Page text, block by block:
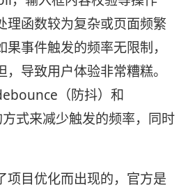
理函数较为复杂或页面频繁
事件触发的频率无限制，
导致用户体验非常糟糕。
（防抖）和
式来减少触发的频率，同时
项目优化而出现的，官方是